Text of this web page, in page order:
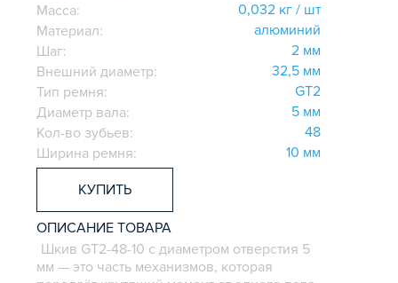
Масса:
0,032 кг / шт
Материал:
aлюминий
Шаг:
2 мм
Внешний диаметр:
32,5 мм
Тип ремня:
GT2
Диаметр вала:
5 мм
Кол-во зубьев:
48
Ширина ремня:
10 мм
КУПИТЬ
ОПИСАНИЕ ТОВАРА
Шкив GT2-48-10 с диаметром отверстия 5
мм — это часть механизмов, которая